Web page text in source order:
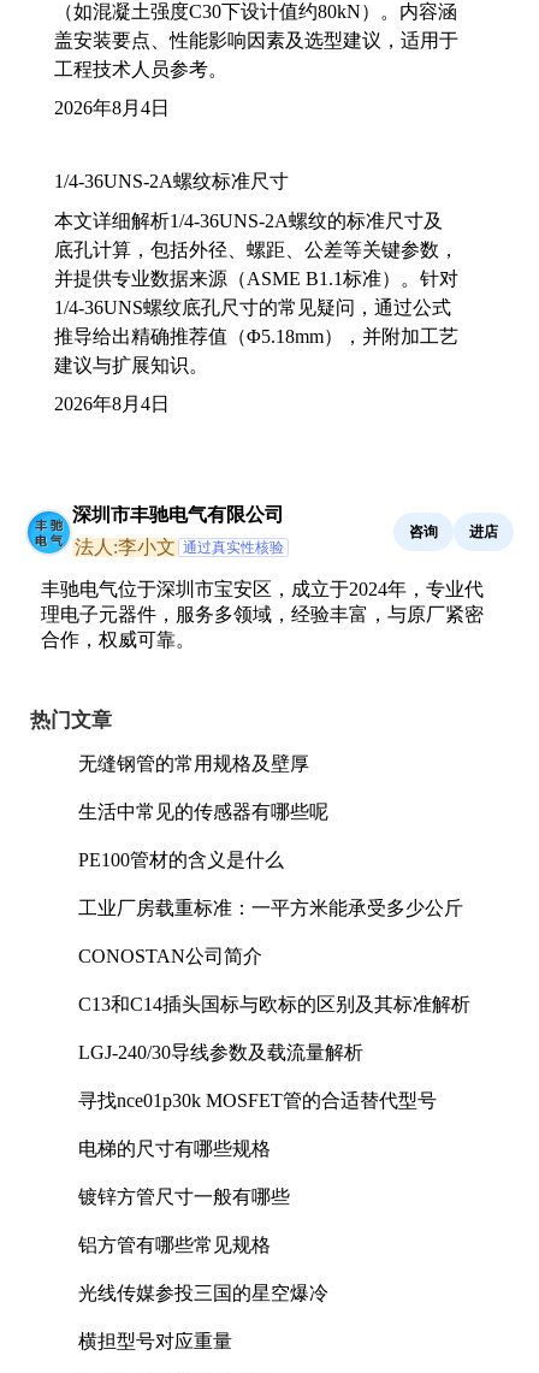
（如混凝土强度C30下设计值约80kN）。内容涵
盖安装要点、性能影响因素及选型建议，适用于
工程技术人员参考。
2026年8月4日
1/4-36UNS-2A螺纹标准尺寸
本文详细解析1/4-36UNS-2A螺纹的标准尺寸及
底孔计算，包括外径、螺距、公差等关键参数，
并提供专业数据来源（ASME B1.1标准）。针对
1/4-36UNS螺纹底孔尺寸的常见疑问，通过公式
推导给出精确推荐值（Φ5.18mm），并附加工艺
建议与扩展知识。
2026年8月4日
深圳市丰驰电气有限公司
法人:李小文 通过真实性核验
咨询 进店
丰驰电气位于深圳市宝安区，成立于2024年，专业代
理电子元器件，服务多领域，经验丰富，与原厂紧密
合作，权威可靠。
热门文章
无缝钢管的常用规格及壁厚
生活中常见的传感器有哪些呢
PE100管材的含义是什么
工业厂房载重标准：一平方米能承受多少公斤
CONOSTAN公司简介
C13和C14插头国标与欧标的区别及其标准解析
LGJ-240/30导线参数及载流量解析
寻找nce01p30k MOSFET管的合适替代型号
电梯的尺寸有哪些规格
镀锌方管尺寸一般有哪些
铝方管有哪些常见规格
光线传媒参投三国的星空爆冷
横担型号对应重量